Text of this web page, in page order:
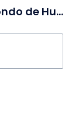
Diapositivas Modernas con Fondo de Huesos